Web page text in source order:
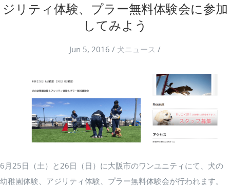
ジリティ体験、プラー無料体験会に参加
してみよう
Jun 5, 2016 / 犬ニュース /
6月25日（土）と26日（日）に大阪市のワンユニティにて、犬の
幼稚園体験、アジリティ体験、プラー無料体験会が行われます。